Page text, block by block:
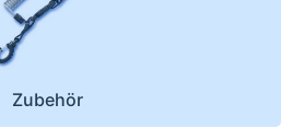
Zubehör